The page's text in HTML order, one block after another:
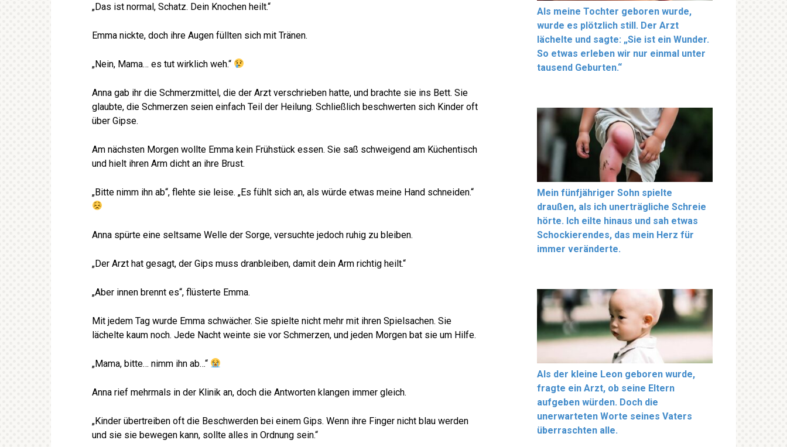
„Das ist normal, Schatz. Dein Knochen heilt.“
Emma nickte, doch ihre Augen füllten sich mit Tränen.
„Nein, Mama… es tut wirklich weh.“
Anna gab ihr die Schmerzmittel, die der Arzt verschrieben hatte, und brachte sie ins Bett. Sie
glaubte, die Schmerzen seien einfach Teil der Heilung. Schließlich beschwerten sich Kinder oft
über Gipse.
Am nächsten Morgen wollte Emma kein Frühstück essen. Sie saß schweigend am Küchentisch
und hielt ihren Arm dicht an ihre Brust.
„Bitte nimm ihn ab“, flehte sie leise. „Es fühlt sich an, als würde etwas meine Hand schneiden.“
Anna spürte eine seltsame Welle der Sorge, versuchte jedoch ruhig zu bleiben.
„Der Arzt hat gesagt, der Gips muss dranbleiben, damit dein Arm richtig heilt.“
„Aber innen brennt es“, flüsterte Emma.
Mit jedem Tag wurde Emma schwächer. Sie spielte nicht mehr mit ihren Spielsachen. Sie
lächelte kaum noch. Jede Nacht weinte sie vor Schmerzen, und jeden Morgen bat sie um Hilfe.
„Mama, bitte… nimm ihn ab…“
Anna rief mehrmals in der Klinik an, doch die Antworten klangen immer gleich.
„Kinder übertreiben oft die Beschwerden bei einem Gips. Wenn ihre Finger nicht blau werden
und sie sie bewegen kann, sollte alles in Ordnung sein.“
Als meine Tochter geboren wurde,
wurde es plötzlich still. Der Arzt
lächelte und sagte: „Sie ist ein Wunder.
So etwas erleben wir nur einmal unter
tausend Geburten.“
Mein fünfjähriger Sohn spielte
draußen, als ich unerträgliche Schreie
hörte. Ich eilte hinaus und sah etwas
Schockierendes, das mein Herz für
immer veränderte.
Als der kleine Leon geboren wurde,
fragte ein Arzt, ob seine Eltern
aufgeben würden. Doch die
unerwarteten Worte seines Vaters
überraschten alle.